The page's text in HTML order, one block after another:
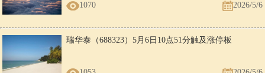
1070 2026/5/6
瑞华泰（688323）5月6日10点51分触及涨停板